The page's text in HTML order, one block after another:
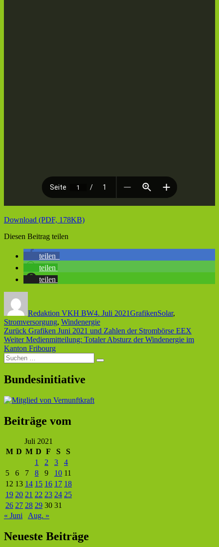
Download (PDF, 178KB)
Diesen Beitrag teilen
teilen
teilen
teilen
Redaktion VKH BW4. Juli 2021GrafikenSolar,
Stromversorgung, Windenergie
Beitragsnavigation
Zurück Vorheriger
Beitrag:
Grafiken Juni 2021 und Zahlen der Strombörse EEX
Weiter Nächster
Beitrag:
Medienmitteilung: Totaler Absturz der Windenergie im
Kanton Fribourg
Suche
nach:
Suchen
Bundesinitiative
Beiträge vom
Juli 2021
M D M D F S
S
1
2 3
4
5
6 7 8 9 10 11
12 13 14 15 16 17 18
19 20 21 22 23 24 25
26 27 28 29 30 31
« Juni
Aug. »
Neueste Beiträge